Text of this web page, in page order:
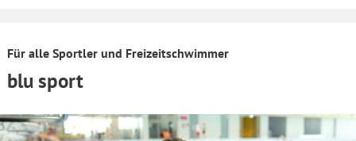
Für alle Sportler und Freizeitschwimmer
blu sport